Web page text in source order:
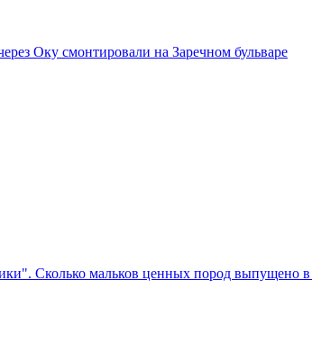
Оку смонтировали на Заречном бульваре
Сколько мальков ценных пород выпущено в